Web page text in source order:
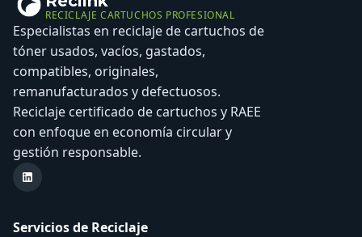
RECICLAJE CARTUCHOS PROFESIONAL
Especialistas en reciclaje de cartuchos de
tóner usados, vacíos, gastados,
compatibles, originales,
remanufacturados y defectuosos.
Reciclaje certificado de cartuchos y RAEE
con enfoque en economía circular y
gestión responsable.
LinkedIn Reciink
Servicios de Reciclaje